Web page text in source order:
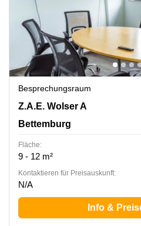
Besprechungsraum
144 Z.A.E. Wolser A,
Z.A.E. Wolser A
Bettemburg
Fläche:
9 - 12 m²
Kontaktieren für Preisauskunft:
N/A
Info &